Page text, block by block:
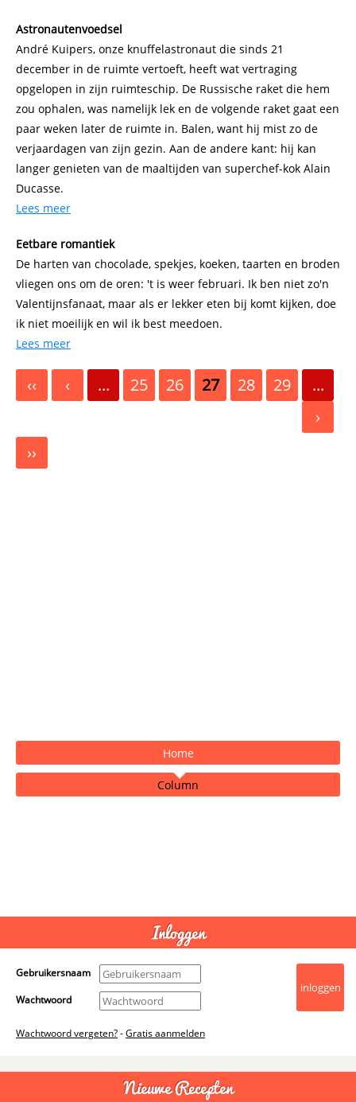
Astronautenvoedsel
André Kuipers, onze knuffelastronaut die sinds 21
december in de ruimte vertoeft, heeft wat vertraging
opgelopen in zijn ruimteschip. De Russische raket die hem
zou ophalen, was namelijk lek en de volgende raket gaat een
paar weken later de ruimte in. Balen, want hij mist zo de
verjaardagen van zijn gezin. Aan de andere kant: hij kan
langer genieten van de maaltijden van superchef-kok Alain
Ducasse.
Lees meer
Eetbare romantiek
De harten van chocolade, spekjes, koeken, taarten en broden
vliegen ons om de oren: 't is weer februari. Ik ben niet zo'n
Valentijnsfanaat, maar als er lekker eten bij komt kijken, doe
ik niet moeilijk en wil ik best meedoen.
Lees meer
‹‹ ‹ ... 25 26 27 28 29
...
›
››
Home
Column
- Advertentie - powered by
Inloggen
Gebruikersnaam
Wachtwoord
Wachtwoord vergeten?-Gratis aanmelden
Nieuwe Recepten